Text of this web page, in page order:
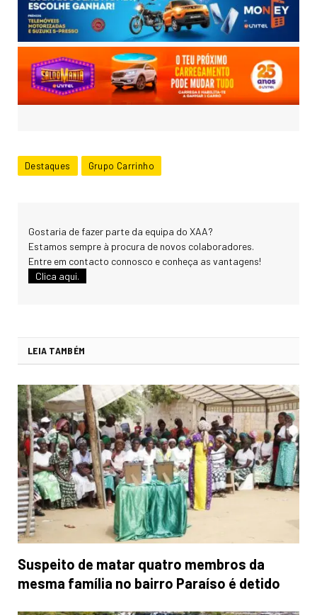
Destaques Grupo Carrinho
Gostaria de fazer parte da equipa do XAA?
Estamos sempre à procura de novos colaboradores.
Entre em contacto connosco e conheça as vantagens!
Clica aqui.
LEIA TAMBÉM
Suspeito de matar quatro membros da
mesma família no bairro Paraíso é detido